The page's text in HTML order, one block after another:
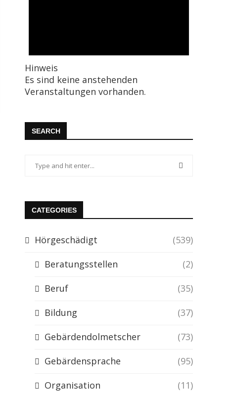
Hinweis
Es sind keine anstehenden
Veranstaltungen vorhanden.
SEARCH
CATEGORIES
Hörgeschädigt (539)
Beratungsstellen (2)
Beruf (35)
Bildung (37)
Gebärdendolmetscher (73)
Gebärdensprache (95)
Organisation (11)